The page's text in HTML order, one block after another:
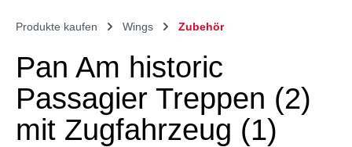
Produkte kaufen Wings Zubehör
Pan Am historic
Passagier Treppen (2)
mit Zugfahrzeug (1)